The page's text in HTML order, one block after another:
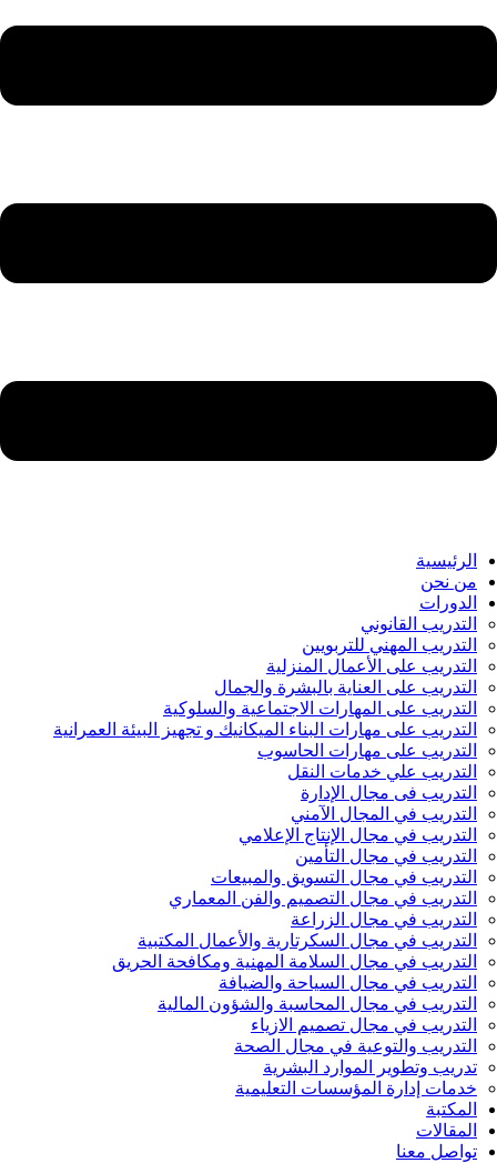
الرئيسية
من نحن
الدورات
التدريب القانوني
التدريب المهني للتربويين
التدريب على الأعمال المنزلية
التدريب على العناية بالبشرة والجمال
التدريب على المهارات الاجتماعية والسلوكية
التدريب على مهارات البناء الميكانيك و تجهيز البيئة العمرانية
التدريب على مهارات الحاسوب
التدريب علي خدمات النقل
التدريب فى مجال الإدارة
التدريب في المجال الآمني
التدريب في مجال الإنتاج الإعلامي
التدريب في مجال التأمين
التدريب في مجال التسويق والمبيعات
التدريب في مجال التصميم والفن المعماري
التدريب في مجال الزراعة
التدريب في مجال السكرتارية والأعمال المكتبية
التدريب في مجال السلامة المهنية ومكافحة الحريق
التدريب في مجال السياحة والضيافة
التدريب في مجال المحاسبة والشؤون المالية
التدريب في مجال تصميم الازياء
التدريب والتوعية في مجال الصحة
تدريب وتطوير الموارد البشرية
خدمات إدارة المؤسسات التعليمية
المكتبة
المقالات
تواصل معنا